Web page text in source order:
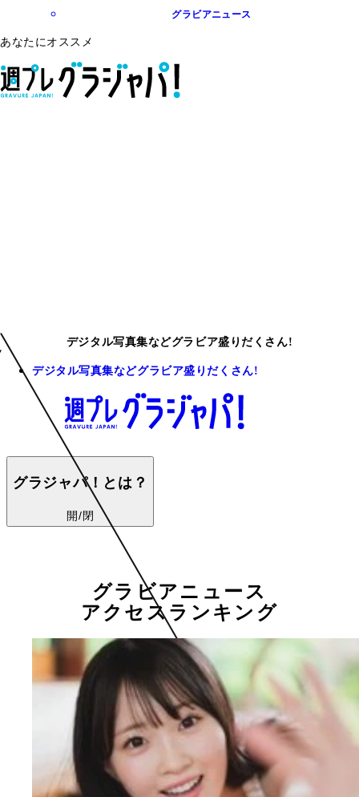
グラビアニュース
あなたにオススメ
デジタル写真集などグラビア盛りだくさん!
デジタル写真集などグラビア盛りだくさん!
グラジャパ！とは？
開/閉
グラビアニュース
アクセスランキング